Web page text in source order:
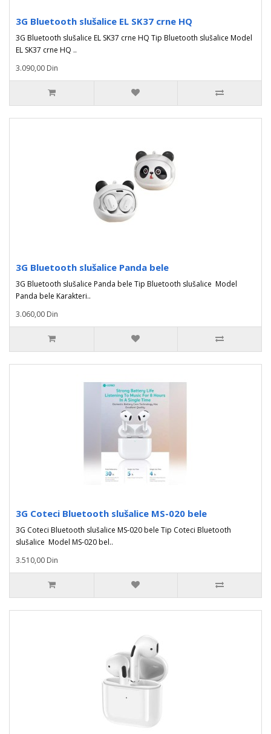
3G Bluetooth slušalice EL SK37 crne HQ
3G Bluetooth slušalice EL SK37 crne HQ Tip Bluetooth slušalice Model
EL SK37 crne HQ ..
3.090,00 Din
3G Bluetooth slušalice Panda bele
3G Bluetooth slušalice Panda bele Tip Bluetooth slušalice Model
Panda bele Karakteri..
3.060,00 Din
3G Coteci Bluetooth slušalice MS-020 bele
3G Coteci Bluetooth slušalice MS-020 bele Tip Coteci Bluetooth
slušalice Model MS-020 bel..
3.510,00 Din